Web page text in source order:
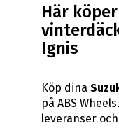
Här
Ignis
Köp dina
på ABS
leveranser